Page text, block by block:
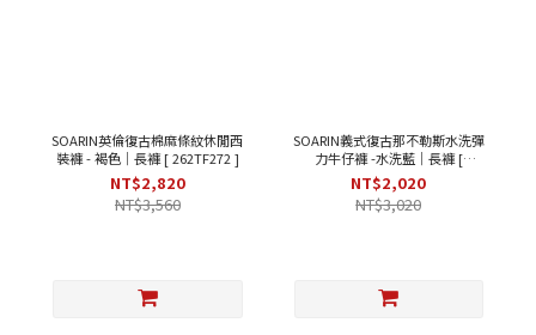
SOARIN英倫復古棉麻條紋休閒西
裝褲 - 褐色｜長褲 [ 262TF272 ]
NT$2,820
NT$3,560
SOARIN義式復古那不勒斯水洗彈
力牛仔褲 -水洗藍｜長褲 [
252TF213 ]
NT$2,020
NT$3,020